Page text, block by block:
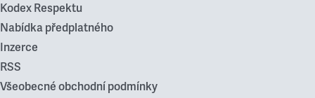
Kodex Respektu
Nabídka předplatného
Inzerce
RSS
Všeobecné obchodní podmínky